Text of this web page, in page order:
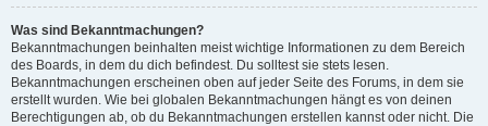
Was sind Bekanntmachungen?
Bekanntmachungen beinhalten meist wichtige Informationen zu dem Bereich
des Boards, in dem du dich befindest. Du solltest sie stets lesen.
Bekanntmachungen erscheinen oben auf jeder Seite des Forums, in dem sie
erstellt wurden. Wie bei globalen Bekanntmachungen hängt es von deinen
Berechtigungen ab, ob du Bekanntmachungen erstellen kannst oder nicht. Die